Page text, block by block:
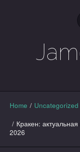
Home / Uncategorized
/ Кракен:
2026